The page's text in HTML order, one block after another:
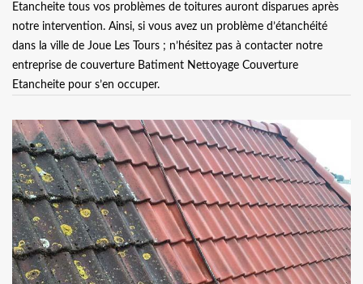
Etancheite tous vos problèmes de toitures auront disparues après
notre intervention. Ainsi, si vous avez un problème d’étanchéité
dans la ville de Joue Les Tours ; n’hésitez pas à contacter notre
entreprise de couverture Batiment Nettoyage Couverture
Etancheite pour s’en occuper.